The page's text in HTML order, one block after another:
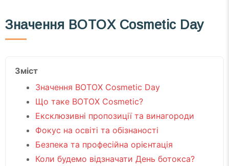
Значення BOTOX Cosmetic Day
Зміст
Значення BOTOX Cosmetic Day
Що таке BOTOX Cosmetic?
Ексклюзивні пропозиції та винагороди
Фокус на освіті та обізнаності
Безпека та професійна орієнтація
Коли будемо відзначати День ботокса?